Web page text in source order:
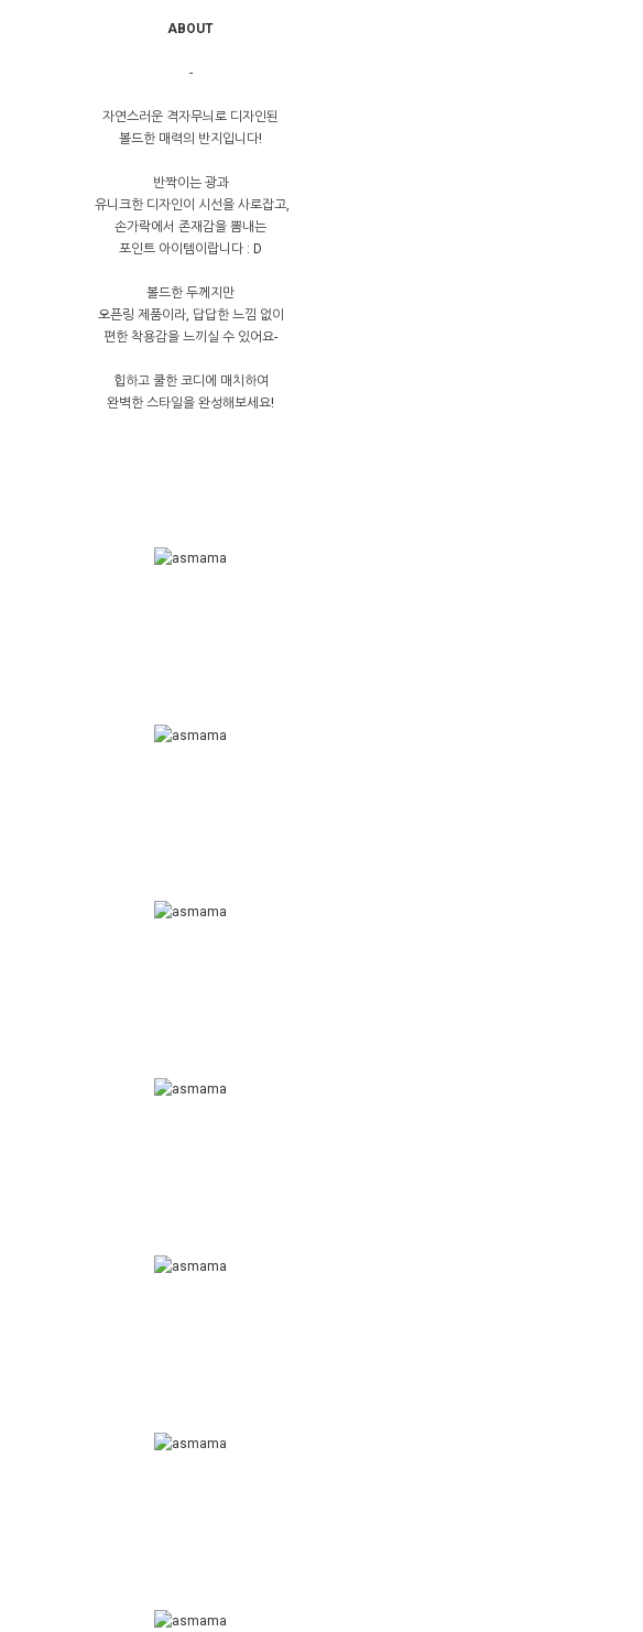
ABOUT
-
자연스러운 격자무늬로 디자인된
볼드한 매력의 반지입니다!
반짝이는 광과
유니크한 디자인이 시선을 사로잡고,
손가락에서 존재감을 뽐내는
포인트 아이템이랍니다 : D
볼드한 두께지만
오픈링 제품이라, 답답한 느낌 없이
편한 착용감을 느끼실 수 있어요-
힙하고 쿨한 코디에 매치하여
완벽한 스타일을 완성해보세요!